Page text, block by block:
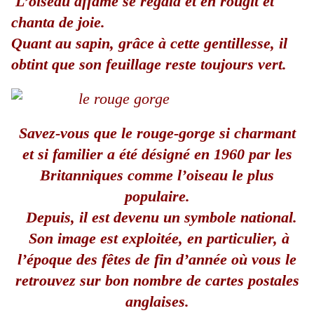
chanta de joie.
Quant au sapin, grâce à cette gentillesse, il
obtint que son feuillage reste toujours vert.
Savez-vous que le rouge-gorge si charmant
et si familier a été désigné en 1960 par les
Britanniques comme l’oiseau le plus
populaire.
Depuis, il est devenu un symbole national.
Son image est exploitée, en particulier, à
l’époque des fêtes de fin d’année où vous le
retrouvez sur bon nombre de cartes postales
anglaises.